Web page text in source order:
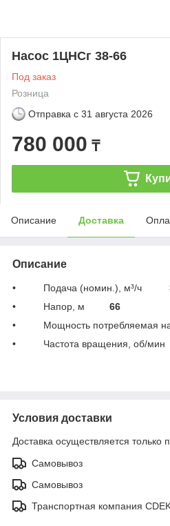
Насос 1ЦНСг 38-66
Под заказ
Розница
Отправка с 31 августа 2026
780 000 ₸
Описание Доставка
Описание
• Подача (номин.), м³/ч
• Напор, м 66
• Мощность потребляемая
• Частота вращения, об/мин
Условия доставки
Доставка осуществляется только
Самовывоз
Самовывоз
Транспортная компания